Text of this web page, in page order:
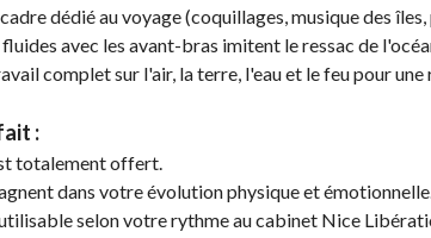
dédié au voyage (coquillages, musique des
avec les avant-bras imitent le ressac de
complet sur l'air, la terre, l'eau et le feu pour
:
totalement offert.
dans votre évolution physique et émotionnelle.
selon votre rythme au cabinet Nice